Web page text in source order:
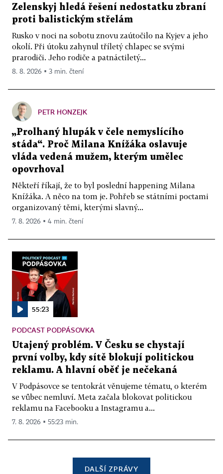
Zelenskyj hledá řešení nedostatku zbraní
proti balistickým střelám
Rusko v noci na sobotu znovu zaútočilo na Kyjev a jeho
okolí. Při útoku zahynul tříletý chlapec se svými
prarodiči. Jeho rodiče a patnáctiletý...
8. 8. 2026 ▪ 3 min. čtení
PETR HONZEJK
„Prolhaný hlupák v čele nemyslícího
stáda“. Proč Milana Knížáka oslavuje
vláda vedená mužem, kterým umělec
opovrhoval
Někteří říkají, že to byl poslední happening Milana
Knížáka. A něco na tom je. Pohřeb se státními poctami
organizovaný těmi, kterými slavný...
7. 8. 2026 ▪ 4 min. čtení
55:23
PODCAST PODPÁSOVKA
Utajený problém. V Česku se chystají
první volby, kdy sítě blokují politickou
reklamu. A hlavní oběť je nečekaná
V Podpásovce se tentokrát věnujeme tématu, o kterém
se vůbec nemluví. Meta začala blokovat politickou
reklamu na Facebooku a Instagramu a...
7. 8. 2026 ▪ 55:23 min.
DALŠÍ ZPRÁVY